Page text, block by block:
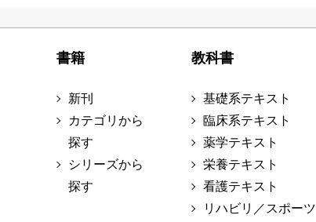
書籍
新刊
カテゴリから
探す
シリーズから
探す
教科書
基礎系テキスト
臨床系テキスト
薬学テキスト
栄養テキスト
看護テキスト
リハビリ／スポーツ